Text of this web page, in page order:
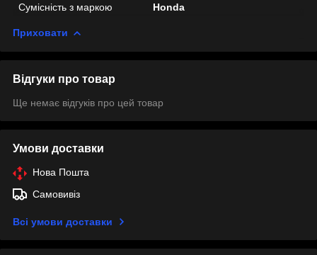
Сумісність з маркою
Honda
Приховати
Відгуки про товар
Ще немає відгуків про цей товар
Умови доставки
Нова Пошта
Самовивіз
Всі умови доставки